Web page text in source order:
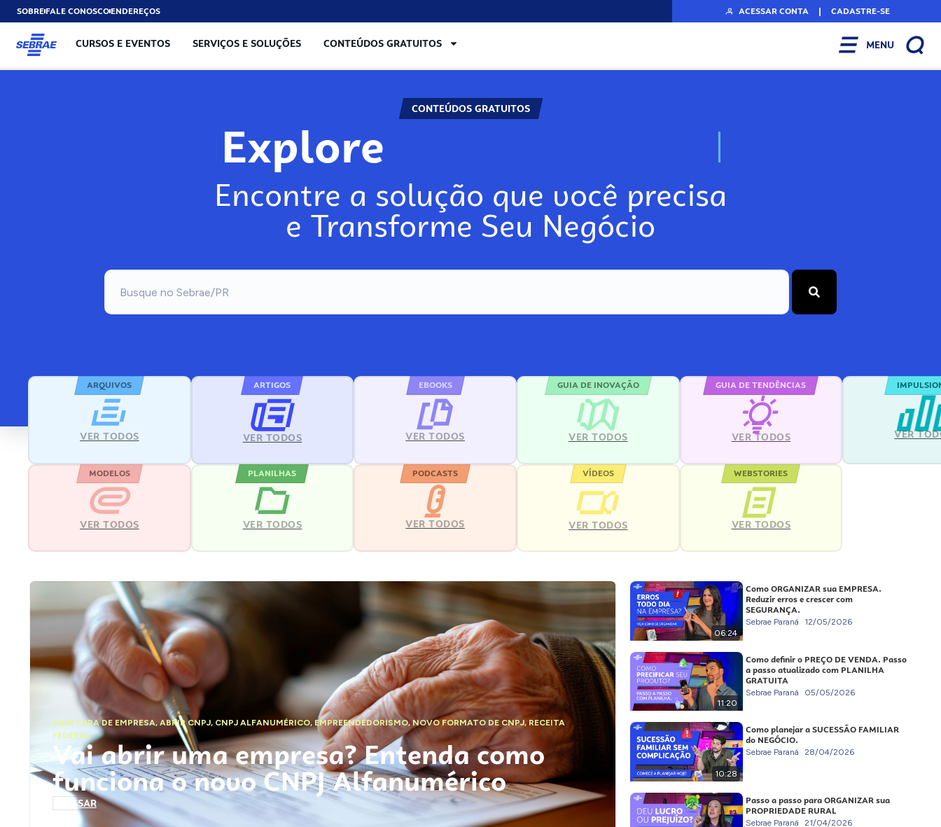
SOBREFALE CONOSCOENDEREÇOS ACESSAR CONTA | CADASTRE-SE
CURSOS E EVENTOS SERVIÇOS E SOLUÇÕES CONTEÚDOS GRATUITOS MENU
CONTEÚDOS GRATUITOS
Explore N
Encontre a solução que você precisa
e Transforme Seu Negócio
ARQUIVOS
VER TODOS
ARTIGOS
VER TODOS
EBOOKS
VER TODOS
GUIA DE INOVAÇÃO
VER TODOS
GUIA DE TENDÊNCIAS
VER TODOS VER
MODELOS
VER TODOS
PLANILHAS
VER TODOS
PODCASTS
VER TODOS
VÍDEOS
VER TODOS
WEBSTORIES
VER TODOS
ABERTURA DE EMPRESA,ABRIR CNPJ, CNPJ ALFANUMÉRICO, EMPREENDEDORISMO,NOVO FORMATO DE CNPJ,RECEITA
FEDERAL
Vai abrir uma empresa? Entenda como
funciona o novo CNPJ Alfanumérico
ACESSAR
06:24
Como ORGANIZAR sua EMPRESA.
Reduzir erros e crescer com
SEGURANÇA.
Sebrae Paraná 12/05/2026
11:20
Como definir o PREÇO DE VENDA. Passo
a passo atualizado com PLANILHA
GRATUITA
Sebrae Paraná 05/05/2026
10:28
Como planejar a SUCESSÃO FAMILIAR
do NEGÓCIO.
Sebrae Paraná 28/04/2026
Passo a passo para ORGANIZAR sua
PROPRIEDADE RURAL
Sebrae Paraná 21/04/2026